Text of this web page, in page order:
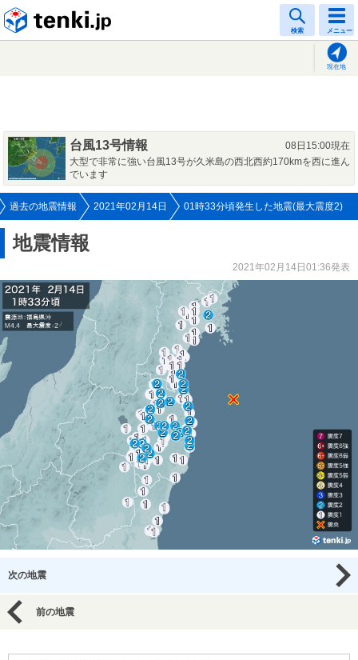
検索 メニュー
現在地
台風13号情報
08日15:00現在
大型で非常に強い台風13号が久米島の西北西約170kmを西に進ん
でいます
過去の地震情報 2021年02月14日 01時33分頃発生した地震(最大震度2)
地震情報
2021年02月14日01:36発表
次の地震
前の地震